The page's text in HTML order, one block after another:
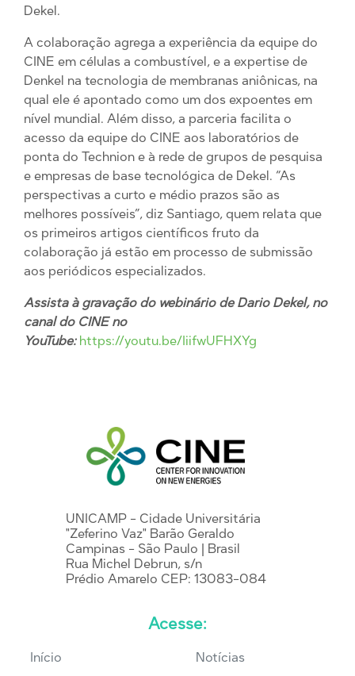
Dekel.
A colaboração agrega a experiência da equipe do
CINE em células a combustível, e a expertise de
Denkel na tecnologia de membranas aniônicas, na
qual ele é apontado como um dos expoentes em
nível mundial. Além disso, a parceria facilita o
acesso da equipe do CINE aos laboratórios de
ponta do Technion e à rede de grupos de pesquisa
e empresas de base tecnológica de Dekel. “As
perspectivas a curto e médio prazos são as
melhores possíveis”, diz Santiago, quem relata que
os primeiros artigos científicos fruto da
colaboração já estão em processo de submissão
aos periódicos especializados.
Assista à gravação do webinário de Dario Dekel, no
canal do CINE no
YouTube: https://youtu.be/IiifwUFHXYg
UNICAMP - Cidade Universitária
"Zeferino Vaz" Barão Geraldo
Campinas - São Paulo | Brasil
Rua Michel Debrun, s/n
Prédio Amarelo CEP: 13083-084
Acesse:
Início Notícias